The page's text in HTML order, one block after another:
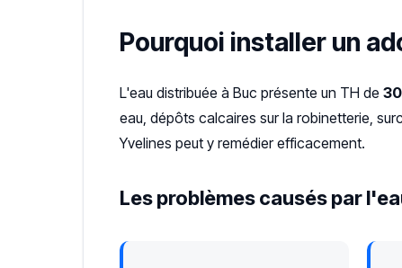
Pourquoi installer un
L'eau distribuée à Buc présente un TH de
eau, dépôts calcaires sur la robinetterie,
Yvelines peut y remédier efficacement.
Les problèmes causés par